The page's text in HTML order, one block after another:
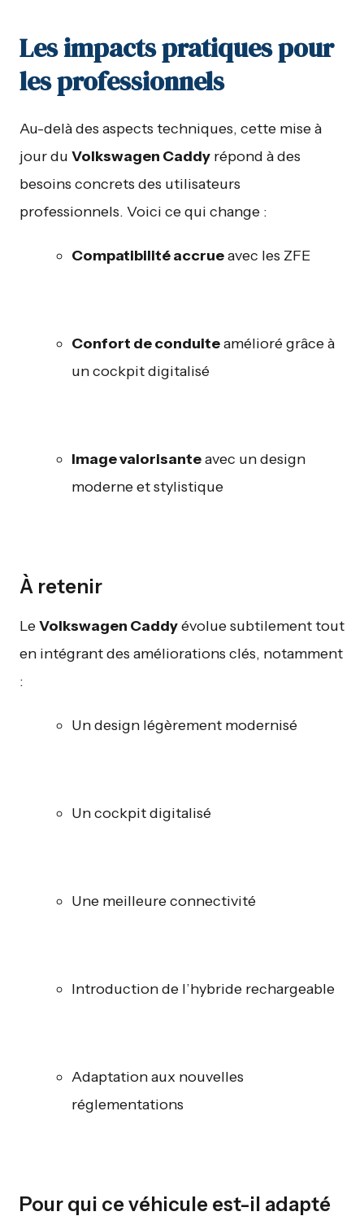
Les impacts pratiques pour
les professionnels
Au-delà des aspects techniques, cette mise à
jour du Volkswagen Caddy répond à des
besoins concrets des utilisateurs
professionnels. Voici ce qui change :
Compatibilité accrueavec les ZFE
Confort de conduiteamélioré grâce à
un cockpit digitalisé
Image valorisanteavec un design
moderne et stylistique
À retenir
LeVolkswagen Caddyévolue subtilement tout
en intégrant des améliorations clés, notamment
:
Un design légèrement modernisé
Un cockpit digitalisé
Une meilleure connectivité
Introduction de l’hybride rechargeable
Adaptation aux nouvelles
réglementations
Pour qui ce véhicule est-il adapté